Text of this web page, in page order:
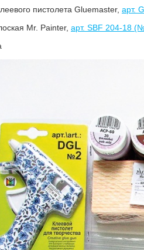
пистолета Gluemaster, арт.
Mr. Painter, арт. SBF 204-18